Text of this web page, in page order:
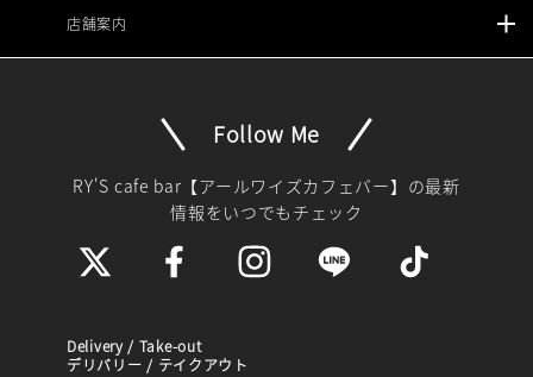
店舗案内
Follow Me
RY'S cafe bar【アールワイズカフェバー】 の最新
情報をいつでもチェック
Delivery / Take-out
デリバリー / テイクアウト